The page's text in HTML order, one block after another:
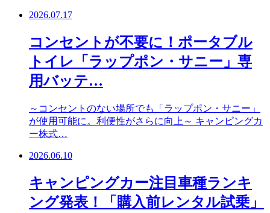
2026.07.17
コンセントが不要に！ポータブル
トイレ「ラップポン・サニー」専
用バッテ…
～コンセントのない場所でも「ラップポン・サニー」
が使用可能に。利便性がさらに向上～ キャンピングカ
ー株式…
2026.06.10
キャンピングカー注目車種ランキ
ング発表！「購入前レンタル試乗」